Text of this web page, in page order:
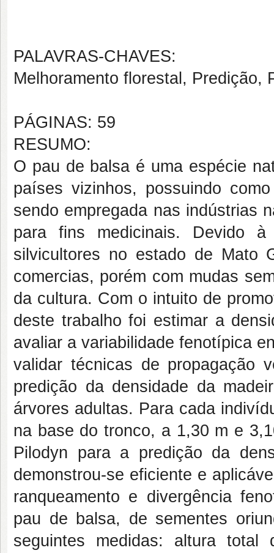
PALAVRAS-CHAVES:
Melhoramento florestal, Predição,
PÁGINAS: 59
RESUMO:
O pau de balsa é uma espécie
países vizinhos, possuindo
sendo empregada nas indústrias
para fins medicinais. Devido
silvicultores no estado de Mato
comercias, porém com mudas
da cultura. Com o intuito de
deste trabalho foi estimar a
avaliar a variabilidade fenotípica
validar técnicas de propagação
predição da densidade da
árvores adultas. Para cada
na base do tronco, a 1,30 m e
Pilodyn para a predição da
demonstrou-se eficiente e
ranqueamento e divergência
pau de balsa, de sementes
seguintes medidas: altura